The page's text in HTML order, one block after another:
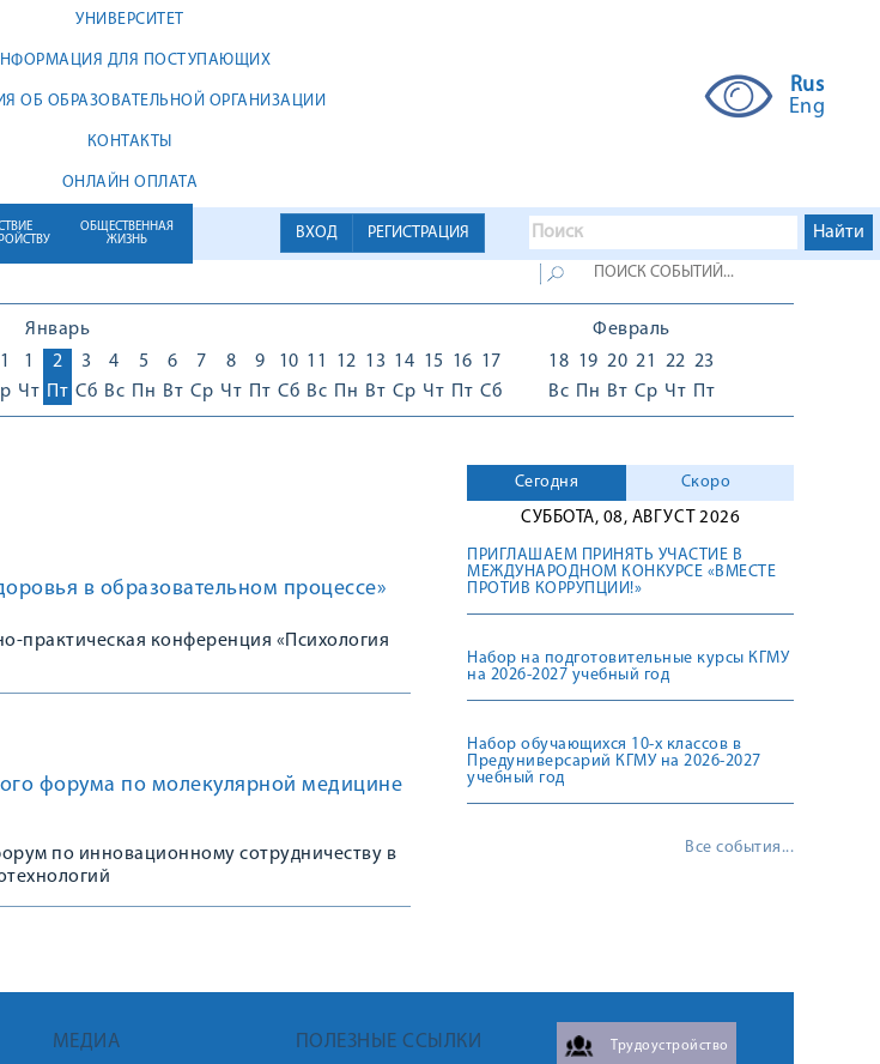
УНИВЕРСИТЕТ
ДЛЯ ПОСТУПАЮЩИХ
ОБ ОБРАЗОВАТЕЛЬНОЙ ОРГАНИЗАЦИИ
КОНТАКТЫ
ОНЛАЙН ОПЛАТА
Rus
Eng
ВХОД РЕГИСТРАЦИЯ
ОБЩЕСТВЕННАЯ
ЖИЗНЬ
Январь
1
Чт
2
Пт
3
Сб
4
Вс
5
Пн
6
Вт
7
Ср
8
Чт
9
Пт
10
Сб
11
Вс
12
Пн
13
Вт
14
Ср
15
Чт
16
Пт
17
Сб
Февраль
18
Вс
19
Пн
20
Вт
21
Ср
22
Чт
23
Пт
в образовательном процессе»
практическая конференция «Психология
форума по молекулярной медицине
по инновационному сотрудничеству в
Сегодня
Скоро
СУББОТА, 08, АВГУСТ 2026
ПРИГЛАШАЕМ ПРИНЯТЬ УЧАСТИЕ В
МЕЖДУНАРОДНОМ КОНКУРСЕ «ВМЕСТЕ
ПРОТИВ КОРРУПЦИИ!»
Набор на подготовительные курсы КГМУ
на 2026-2027 учебный год
Набор обучающихся 10-х классов в
Предуниверсарий КГМУ на 2026-2027
учебный год
Все события...
МЕДИА ПОЛЕЗНЫЕ ССЫЛКИ Трудоустройство